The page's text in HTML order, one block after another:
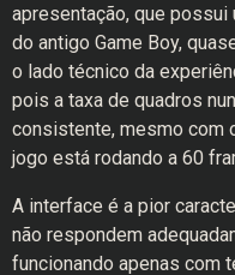
apresentação, que
do antigo Game Boy,
o lado técnico da
pois a taxa de quadros
consistente, mesmo com
jogo está rodando a 60
A interface é a pior
não respondem
funcionando apenas com